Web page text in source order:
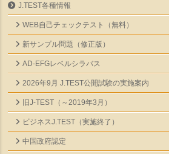
J.TEST各種情報
WEB自己チェックテスト（無料）
新サンプル問題（修正版）
AD-EFGレベルシラバス
2026年9月 J.TEST公開試験の実施案内
旧J-TEST（～2019年3月）
ビジネスJ.TEST（実施終了）
中国政府認定